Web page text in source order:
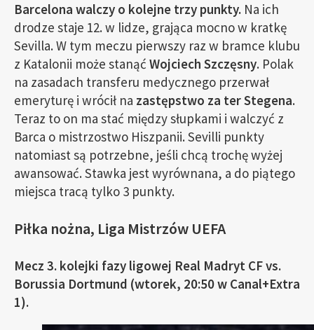
Barcelona walczy o kolejne trzy punkty. Na ich
drodze staje 12. w lidze, grająca mocno w kratkę
Sevilla. W tym meczu pierwszy raz w bramce klubu
z Katalonii może stanąć Wojciech Szczęsny. Polak
na zasadach transferu medycznego przerwał
emeryturę i wrócił na zastępstwo za ter Stegena.
Teraz to on ma stać między słupkami i walczyć z
Barca o mistrzostwo Hiszpanii. Sevilli punkty
natomiast są potrzebne, jeśli chcą trochę wyżej
awansować. Stawka jest wyrównana, a do piątego
miejsca tracą tylko 3 punkty.
Piłka nożna, Liga Mistrzów UEFA
Mecz 3. kolejki fazy ligowej Real Madryt CF vs.
Borussia Dortmund (wtorek, 20:50 w Canal+Extra
1).